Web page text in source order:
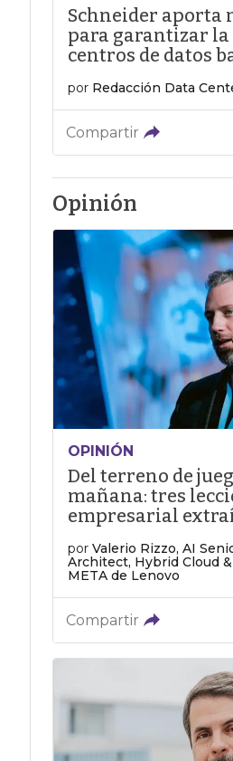
Schneider aporta
para garantizar la
centros de datos
por Redacción Data
Compartir
Opinión
OPINIÓN
Del terreno de
mañana: tres
empresarial
por Valerio Rizzo, AI
Architect, Hybrid Cloud
META de Lenovo
Compartir